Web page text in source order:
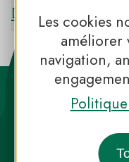
Les cookies
améliorer
navigation,
Découvrir le PNR